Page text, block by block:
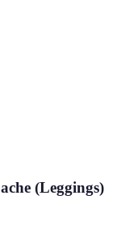
(Leggings)